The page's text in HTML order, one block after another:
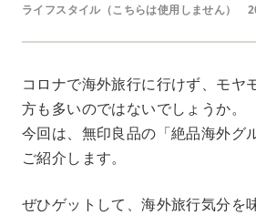
ライフスタイル（こちらは使用しません）
コロナで海外旅行に行けず、モヤ
方も多いのではないでしょうか。
今回は、無印良品の「絶品海外グ
ご紹介します。
ぜひゲットして、海外旅行気分を